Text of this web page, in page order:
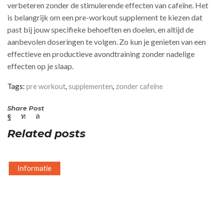
verbeteren zonder de stimulerende effecten van cafeïne. Het
is belangrijk om een pre-workout supplement te kiezen dat
past bij jouw specifieke behoeften en doelen, en altijd de
aanbevolen doseringen te volgen. Zo kun je genieten van een
effectieve en productieve avondtraining zonder nadelige
effecten op je slaap.
Tags: pre workout, supplementen, zonder cafeïne
Share Post
Related posts
Informatie